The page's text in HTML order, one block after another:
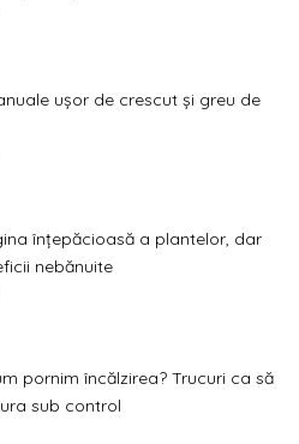
ușor de crescut și greu de
înțepăcioasă a plantelor, dar
nebănuite
pornim încălzirea? Trucuri ca să
sub control